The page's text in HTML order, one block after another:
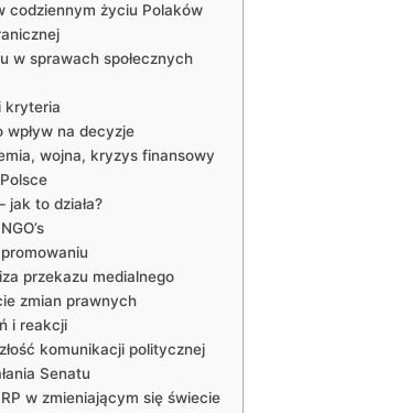
codziennym życiu Polaków
w sprawach społecznych
kryteria
na decyzje
wojna, kryzys finansowy
to działa?
przekazu medialnego
zmian prawnych
i reakcji
komunikacji politycznej
Senatu
w zmieniającym się świecie